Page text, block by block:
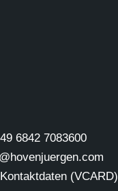
6842 7083600
(VCARD)